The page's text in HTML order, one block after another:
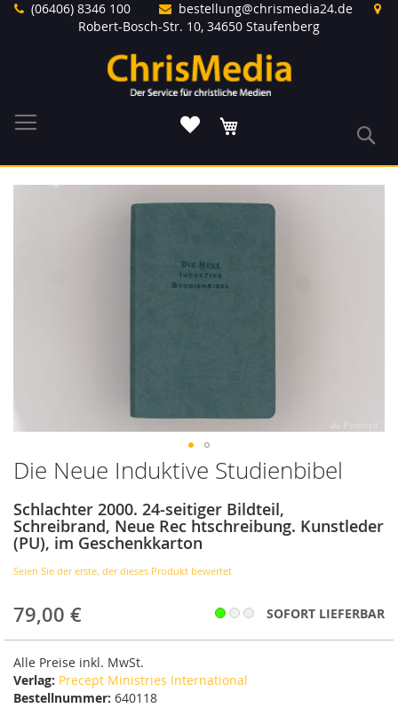
Direkt(06406) 8346 100
bestellung@chrismedia24.de
Robert-Bosch-Str. 10, 34650 Staufenberg
Die Neue Induktive Studienbibel
Schlachter 2000. 24-seitiger Bildteil,
Schreibrand, Neue Rec htschreibung. Kunstleder
(PU), im Geschenkkarton
Seien Sie der erste, der dieses Produkt bewertet
79,00 € SOFORT LIEFERBAR
Alle Preise inkl. MwSt.
Verlag: Precept Ministries International
Bestellnummer: 640118
Zum
Anfang
der
Bildergalerie
springen